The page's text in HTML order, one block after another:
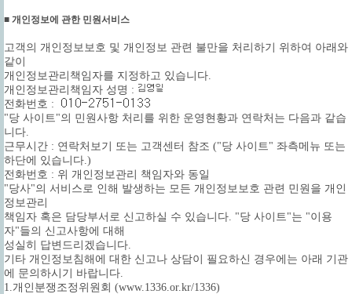
■ 개인정보에 관한 민원서비스
고객의 개인정보보호 및 개인정보 관련 불만을 처리하기 위하여 아래와
같이
개인정보관리책임자를 지정하고 있습니다.
개인정보관리책임자 성명 :
전화번호 :
"당 사이트"의 민원사항 처리를 위한 운영현황과 연락처는 다음과 같습
니다.
근무시간 : 연락처보기 또는 고객센터 참조 ("당 사이트" 좌측메뉴 또는
하단에 있습니다.)
전화번호 : 위 개인정보관리 책임자와 동일
"당사"의 서비스로 인해 발생하는 모든 개인정보보호 관련 민원을 개인
정보관리
책임자 혹은 담당부서로 신고하실 수 있습니다. "당 사이트"는 "이용
자"들의 신고사항에 대해
성실히 답변드리겠습니다.
기타 개인정보침해에 대한 신고나 상담이 필요하신 경우에는 아래 기관
에 문의하시기 바랍니다.
1.개인분쟁조정위원회 (www.1336.or.kr/1336)